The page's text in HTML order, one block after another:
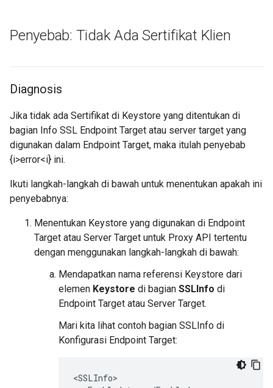
Penyebab: Tidak Ada Sertifikat Klien
Diagnosis
Jika tidak ada Sertifikat di Keystore yang ditentukan di
bagian Info SSL Endpoint Target atau server target yang
digunakan dalam Endpoint Target, maka itulah penyebab
{i>error<i} ini.
Ikuti langkah-langkah di bawah untuk menentukan apakah ini
penyebabnya:
Menentukan Keystore yang digunakan di Endpoint
Target atau Server Target untuk Proxy API tertentu
dengan menggunakan langkah-langkah di bawah:
Mendapatkan nama referensi Keystore dari
elemen Keystore di bagian SSLInfo di
Endpoint Target atau Server Target.
Mari kita lihat contoh bagian SSLInfo di
Konfigurasi Endpoint Target:
<SSLInfo>